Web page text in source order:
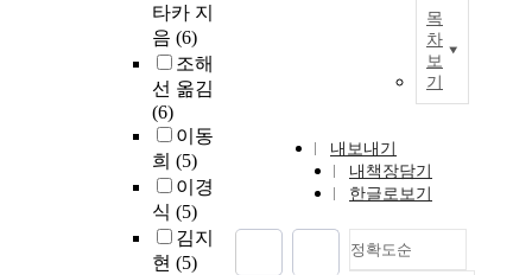
타카 지
음 (6)
조해
선 옮김
(6)
이동
희 (5)
이경
식 (5)
김지
현 (5)
목
차
보
기
내보내기
내책장담기
한글로보기
정확도순